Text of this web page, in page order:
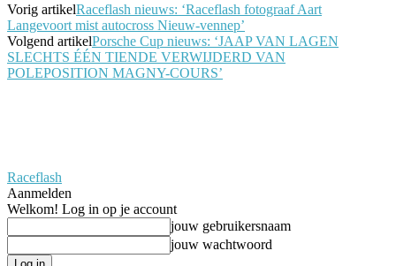
Vorig artikelRaceflash nieuws: ‘Raceflash fotograaf Aart
Langevoort mist autocross Nieuw-vennep’
Volgend artikelPorsche Cup nieuws: ‘JAAP VAN LAGEN
SLECHTS ÉÉN TIENDE VERWIJDERD VAN
POLEPOSITION MAGNY-COURS’
Raceflash
Aanmelden
Welkom! Log in op je account
jouw gebruikersnaam
jouw wachtwoord